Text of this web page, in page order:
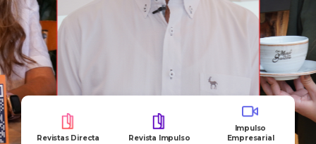
Revistas Directa Revista Impulso
Impulso
Empresarial